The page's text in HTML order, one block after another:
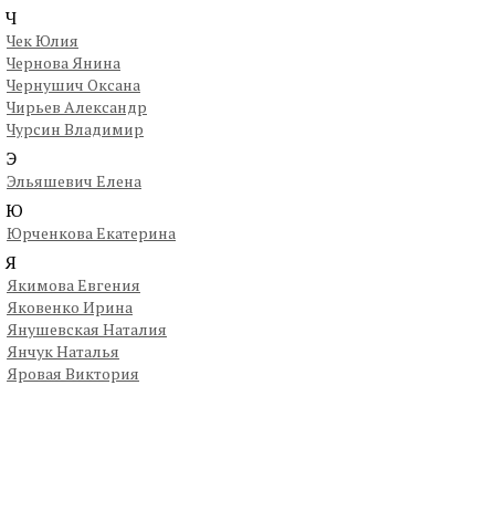
Ч
Чек Юлия
Чернова Янина
Чернушич Оксана
Чирьев Александр
Чурсин Владимир
Э
Эльяшевич Елена
Ю
Юрченкова Екатерина
Я
Якимова Евгения
Яковенко Ирина
Янушевская Наталия
Янчук Наталья
Яровая Виктория